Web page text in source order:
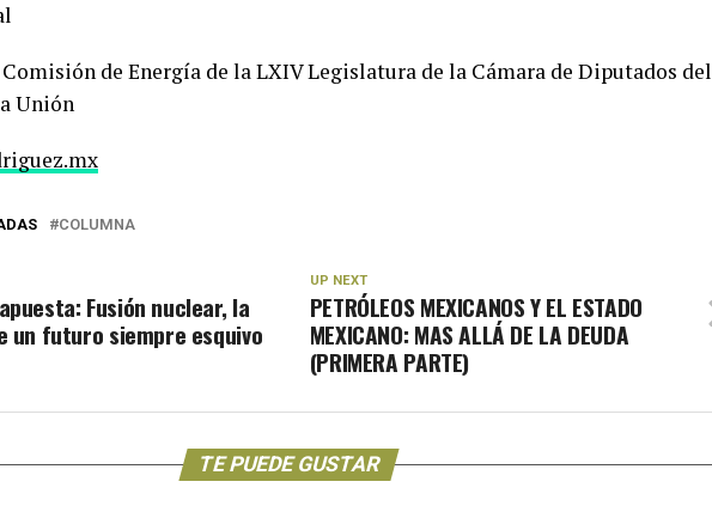
de Energía de la LXIV Legislatura de la Cámara de Diputados del
Unión
COLUMNA
UP NEXT
PETRÓLEOS MEXICANOS Y EL ESTADO
MEXICANO: MAS ALLÁ DE LA DEUDA
(PRIMERA PARTE)
Fusión nuclear, la
un futuro siempre esquivo
TE PUEDE GUSTAR